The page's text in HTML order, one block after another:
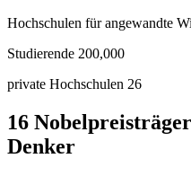
Hochschulen für angewandte
Studierende 200,000
private Hochschulen 26
16
Denker